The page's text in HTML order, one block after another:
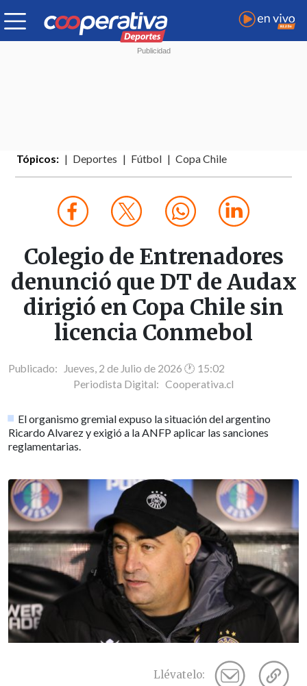
Tópicos: Deportes Fútbol Copa Chile
Colegio de Entrenadores
denunció que DT de Audax
dirigió en Copa Chile sin
licencia Conmebol
Publicado: Jueves, 2 de Julio de 2026 🕐 15:02
Periodista Digital: Cooperativa.cl
El organismo gremial expuso la situación del argentino
Ricardo Alvarez y exigió a la ANFP aplicar las sanciones
reglamentarias.
Llévatelo: